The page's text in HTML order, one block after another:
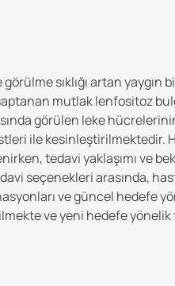
sıklığı artan
mutlak lenfositoz
görülen leke
ile kesinleştirilmektedir.
tedavi yaklaşımı ve
seçenekleri arasında,
ve güncel hedefe
ve yeni hedefe